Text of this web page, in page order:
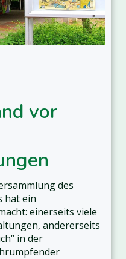
vor
des
hat ein
einerseits viele
andererseits
in der